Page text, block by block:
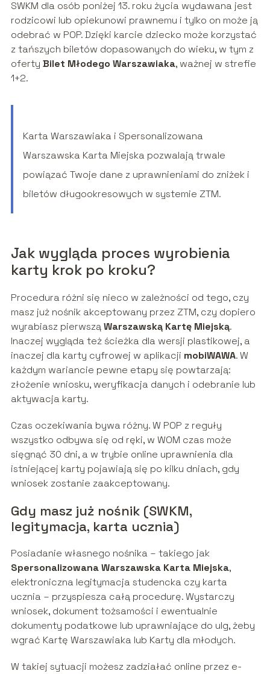
SWKM dla osób poniżej 13. roku życia wydawana jest
rodzicowi lub opiekunowi prawnemu i tylko on może ją
odebrać w POP. Dzięki karcie dziecko może korzystać
z tańszych biletów dopasowanych do wieku, w tym z
oferty Bilet Młodego Warszawiaka, ważnej w strefie
1+2.
Karta Warszawiaka i Spersonalizowana
Warszawska Karta Miejska pozwalają trwale
powiązać Twoje dane z uprawnieniami do zniżek i
biletów długookresowych w systemie ZTM.
Jak wygląda proces wyrobienia
karty krok po kroku?
Procedura różni się nieco w zależności od tego, czy
masz już nośnik akceptowany przez ZTM, czy dopiero
wyrabiasz pierwsząWarszawską Kartę Miejską.
Inaczej wygląda też ścieżka dla wersji plastikowej, a
inaczej dla karty cyfrowej w aplikacji mobiWAWA. W
każdym wariancie pewne etapy się powtarzają:
złożenie wniosku, weryfikacja danych i odebranie lub
aktywacja karty.
Czas oczekiwania bywa różny. W POP z reguły
wszystko odbywa się od ręki, w WOM czas może
sięgnąć 30 dni, a w trybie online uprawnienia dla
istniejącej karty pojawiają się po kilku dniach, gdy
wniosek zostanie zaakceptowany.
Gdy masz już nośnik (SWKM,
legitymacja, karta ucznia)
Posiadanie własnego nośnika – takiego jak
Spersonalizowana Warszawska Karta Miejska,
elektroniczna legitymacja studencka czy karta
ucznia – przyspiesza całą procedurę. Wystarczy
wniosek, dokument tożsamości i ewentualnie
dokumenty podatkowe lub uprawniające do ulg, żeby
wgrać Kartę Warszawiaka lub Karty dla młodych.
W takiej sytuacji możesz zadziałać online przez e-